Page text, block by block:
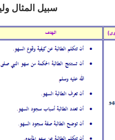
سبيل المثال